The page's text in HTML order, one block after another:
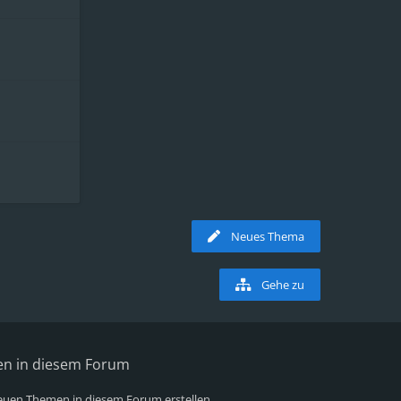
Neues Thema
Gehe zu
in diesem Forum